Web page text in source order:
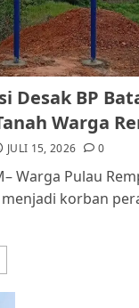
AGUSTUS 1, 2026
Kader Pajak
Pemerintah
Lingkungan
AGUSTUS 1, 2026
Desak BP
Warga
JULI 15, 2026 0
Warga Pulau
korban